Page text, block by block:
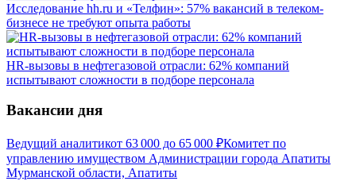
Исследование hh.ru и «Телфин»: 57% вакансий в телеком-
бизнесе не требуют опыта работы
HR-вызовы в нефтегазовой отрасли: 62% компаний
испытывают сложности в подборе персонала
Вакансии дня
Ведущий аналитикот 63 000 до 65 000 ₽Комитет по
управлению имуществом Администрации города Апатиты
Мурманской области, Апатиты